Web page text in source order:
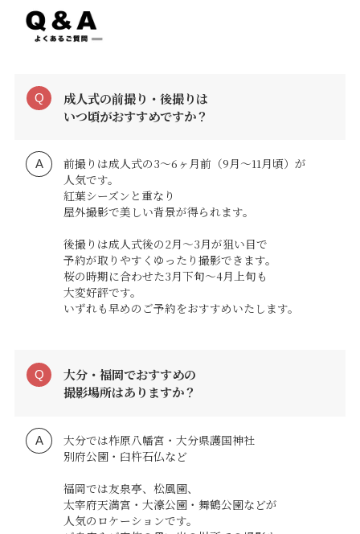
成人式の前撮り・後撮りは
いつ頃がおすすめですか？
前撮りは成人式の3〜6ヶ月前（9月〜11月頃）が
人気です。
紅葉シーズンと重なり
屋外撮影で美しい背景が得られます。
後撮りは成人式後の2月〜3月が狙い目で
予約が取りやすくゆったり撮影できます。
桜の時期に合わせた3月下旬〜4月上旬も
大変好評です。
いずれも早めのご予約をおすすめいたします。
大分・福岡でおすすめの
撮影場所はありますか？
大分では柞原八幡宮・大分県護国神社
別府公園・臼杵石仏など
福岡では友泉亭、松風園、
太宰府天満宮・大濠公園・舞鶴公園などが
人気のロケーションです。